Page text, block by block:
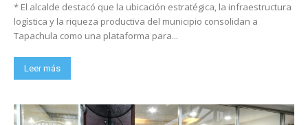
* El alcalde destacó que la ubicación estratégica, la infraestructura
logística y la riqueza productiva del municipio consolidan a
Tapachula como una plataforma para...
Leer más